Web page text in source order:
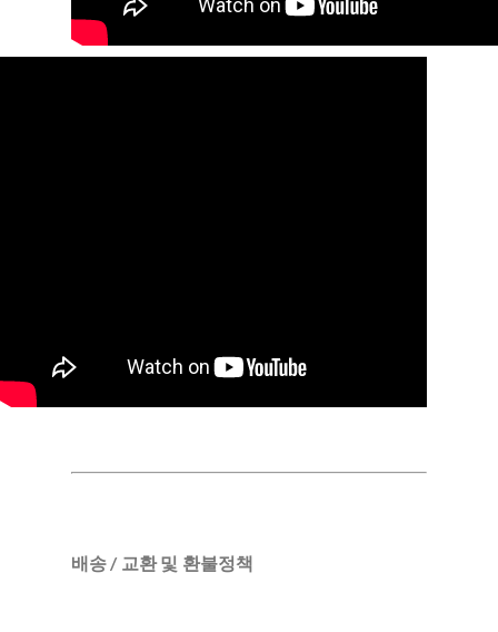
배송 / 교환 및 환불정책